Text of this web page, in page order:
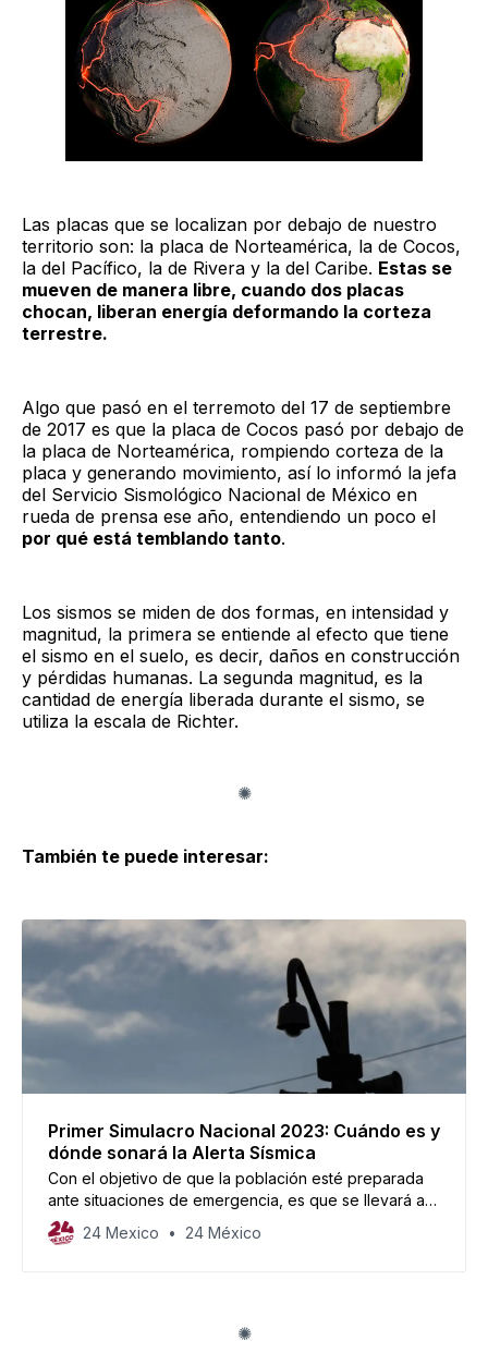
Las placas que se localizan por debajo de nuestro
territorio son: la placa de Norteamérica, la de Cocos,
la del Pacífico, la de Rivera y la del Caribe. Estas se
mueven de manera libre, cuando dos placas
chocan, liberan energía deformando la corteza
terrestre.
Algo que pasó en el terremoto del 17 de septiembre
de 2017 es que la placa de Cocos pasó por debajo de
la placa de Norteamérica, rompiendo corteza de la
placa y generando movimiento, así lo informó la jefa
del Servicio Sismológico Nacional de México en
rueda de prensa ese año, entendiendo un poco el
por qué está temblando tanto.
Los sismos se miden de dos formas, en intensidad y
magnitud, la primera se entiende al efecto que tiene
el sismo en el suelo, es decir, daños en construcción
y pérdidas humanas. La segunda magnitud, es la
cantidad de energía liberada durante el sismo, se
utiliza la escala de Richter.
También te puede interesar:
Primer Simulacro Nacional 2023: Cuándo es y
dónde sonará la Alerta Sísmica
Con el objetivo de que la población esté preparada
ante situaciones de emergencia, es que se llevará a
cabo el Primer Simulacro Nacional 2023.
24 Mexico 24 México